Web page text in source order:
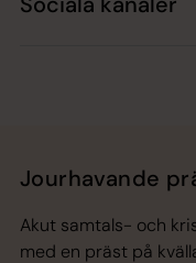
Jourhavande
Akut samtals- och
med en präst på